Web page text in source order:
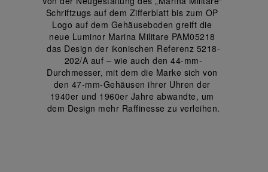
Schriftzugs auf dem Zifferblatt bis zum OP
Logo auf dem Gehäuseboden greift die
neue Luminor Marina Militare PAM05218
das Design der ikonischen Referenz 5218-
202/A auf – wie auch den 44-mm-
Durchmesser, mit dem die Marke sich von
den 47-mm-Gehäusen ihrer Uhren der
1940er und 1960er Jahre abwandte, um
dem Design mehr Raffinesse zu verleihen.